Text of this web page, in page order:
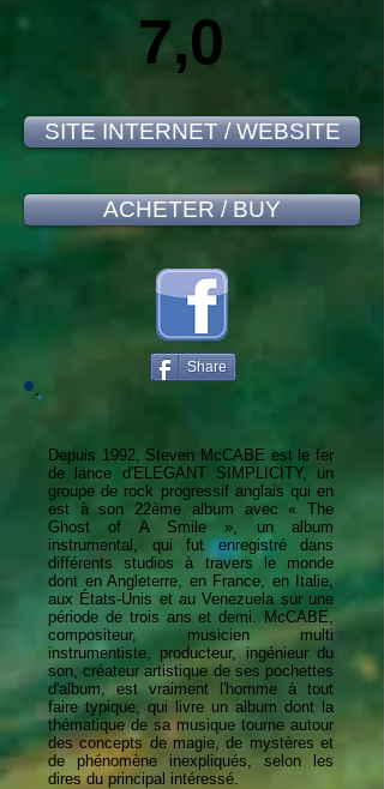
7,0
SITE INTERNET / WEBSITE
ACHETER / BUY
Share
Depuis 1992, Steven McCABE est le fer
de lance d'ELEGANT SIMPLICITY, un
groupe de rock progressif anglais qui en
est à son 22ème album avec « The
Ghost of A Smile », un album
instrumental, qui fut enregistré dans
différents studios à travers le monde
dont en Angleterre, en France, en Italie,
aux États-Unis et au Venezuela sur une
période de trois ans et demi. McCABE,
compositeur, musicien multi
instrumentiste, producteur, ingénieur du
son, créateur artistique de ses pochettes
d'album, est vraiment l'homme à tout
faire typique, qui livre un album dont la
thématique de sa musique tourne autour
des concepts de magie, de mystères et
de phénomène inexpliqués, selon les
dires du principal intéressé.